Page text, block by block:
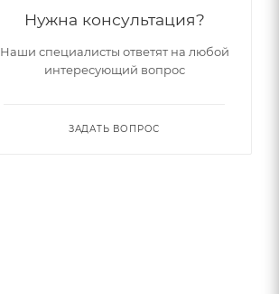
Нужна консультация?
Наши специалисты ответят на любой
интересующий вопрос
ЗАДАТЬ ВОПРОС